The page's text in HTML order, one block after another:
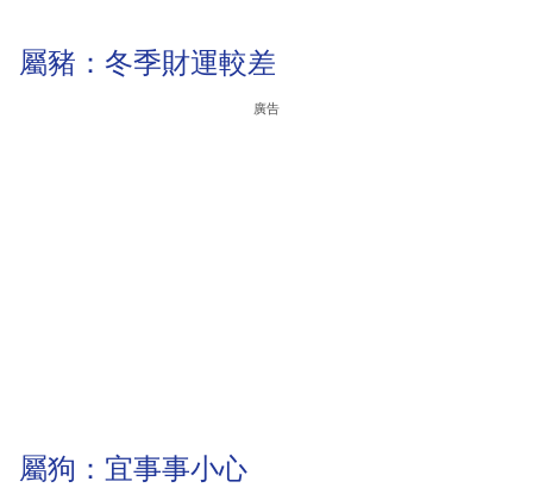
屬豬：冬季財運較差
廣告
屬狗：宜事事小心